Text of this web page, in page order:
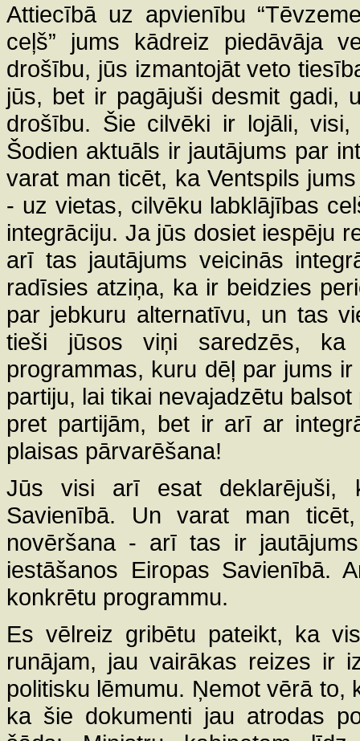
Attiecībā uz apvienību
ceļš” jums kādreiz piedāvāja
drošību, jūs izmantojāt veto
jūs, bet ir pagājuši desmit gadi,
drošību. Šie cilvēki ir lojāli,
Šodien aktuāls ir jautājums par
varat man ticēt, ka Ventspils
- uz vietas, cilvēku labklājības
integrāciju. Ja jūs dosiet iespēju
arī tas jautājums veicinās
radīsies atziņa, ka ir beidzies
par jebkuru alternatīvu, un tas
tieši jūsos viņi saredzēs,
programmas, kuru dēļ par jums
partiju, lai tikai nevajadzētu
pret partijām, bet ir arī ar
plaisas pārvarēšana!
Jūs visi arī esat deklarējuši,
Savienībā. Un varat man
novēršana - arī tas ir
iestāšanos Eiropas Savienībā.
konkrētu programmu.
Es vēlreiz gribētu pateikt, ka
runājam, jau vairākas reizes ir
politisku lēmumu. Ņemot vērā to,
ka šie dokumenti jau atrodas